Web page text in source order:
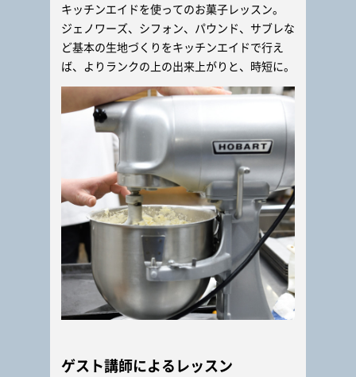
キッチンエイドを使ってのお菓子レッスン。
ジェノワーズ、シフォン、パウンド、サブレな
ど基本の生地づくりをキッチンエイドで行え
ば、よりランクの上の出来上がりと、時短に。
ゲスト講師によるレッスン